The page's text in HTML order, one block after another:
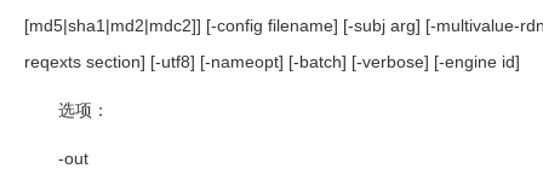
[md5|sha1|md2|mdc2]] [-config filename] [-subj arg] [-multivalue-
reqexts section] [-utf8] [-nameopt] [-batch] [-verbose] [-engine id]
选项：
-out